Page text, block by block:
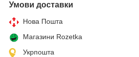
Умови доставки
Нова Пошта
Магазини Rozetka
Укрпошта